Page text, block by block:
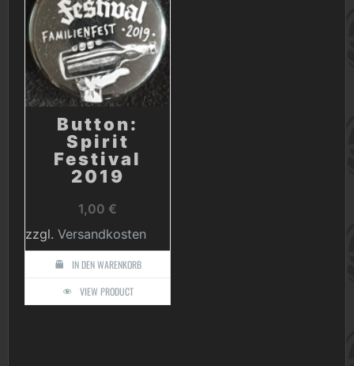
Button:
Spirit
Festival
2019
1,00€
zzgl. Versandkosten
IN DEN WARENKORB
VIEW PRODUCT